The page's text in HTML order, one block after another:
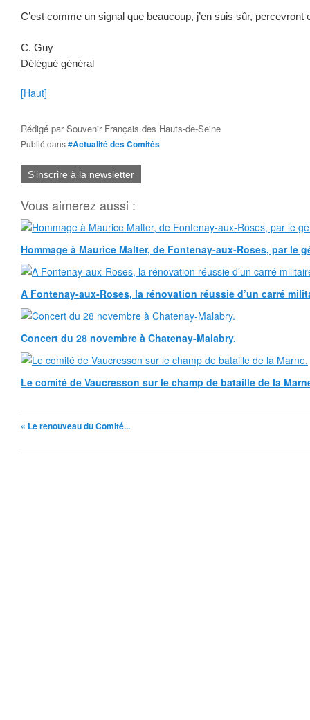
C’est comme un signal que beaucoup, j’en suis sûr, percevront
C. Guy
Délégué général
[Haut]
Rédigé parSouvenir Français des Hauts-de-Seine
Publié dans#Actualité des Comités
S'inscrire à la newsletter
Vous aimerez aussi :
Hommage à Maurice Malter, de Fontenay-aux-Roses, par le
A Fontenay-aux-Roses, la rénovation réussie d’un carré
Concert du 28 novembre à Chatenay-Malabry.
Le comité de Vaucresson sur le champ de bataille de la
« Le renouveau du Comité...